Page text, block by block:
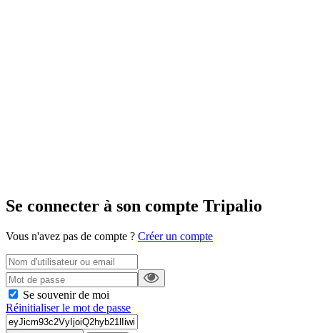
Se connecter à son compte Tripalio
Vous n'avez pas de compte ? Créer un compte
Se souvenir de moi
Réinitialiser le mot de passe